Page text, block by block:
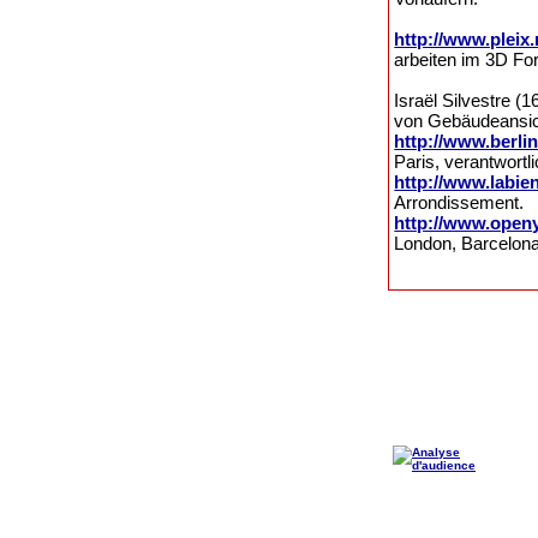
http://
arbeiten im 3D
Israël Silvestre
von
http://
Paris,
http://
Arrondissement.
http://
London,